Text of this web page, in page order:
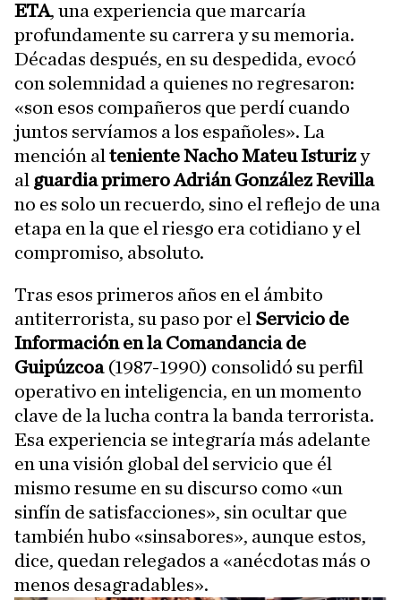
ETA, una experiencia que marcaría
profundamente su carrera y su memoria.
Décadas después, en su despedida, evocó
con solemnidad a quienes no regresaron:
«son esos compañeros que perdí cuando
juntos servíamos a los españoles». La
mención al teniente Nacho Mateu Isturizy
al guardia primero Adrián González Revilla
no es solo un recuerdo, sino el reflejo de una
etapa en la que el riesgo era cotidiano y el
compromiso, absoluto.
Tras esos primeros años en el ámbito
antiterrorista, su paso por el Servicio de
Información en la Comandancia de
Guipúzcoa(1987-1990) consolidó su perfil
operativo en inteligencia, en un momento
clave de la lucha contra la banda terrorista.
Esa experiencia se integraría más adelante
en una visión global del servicio que él
mismo resume en su discurso como «un
sinfín de satisfacciones», sin ocultar que
también hubo «sinsabores», aunque estos,
dice, quedan relegados a «anécdotas más o
menos desagradables».